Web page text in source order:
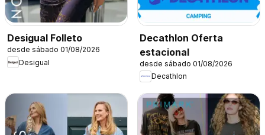
Desigual Folleto
desde sábado 01/08/2026
Desigual
Decathlon Oferta
estacional
desde sábado 01/08/2026
Decathlon